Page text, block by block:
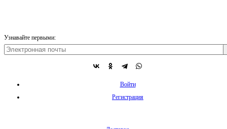
Узнавайте первыми:
Войти
Регистрация